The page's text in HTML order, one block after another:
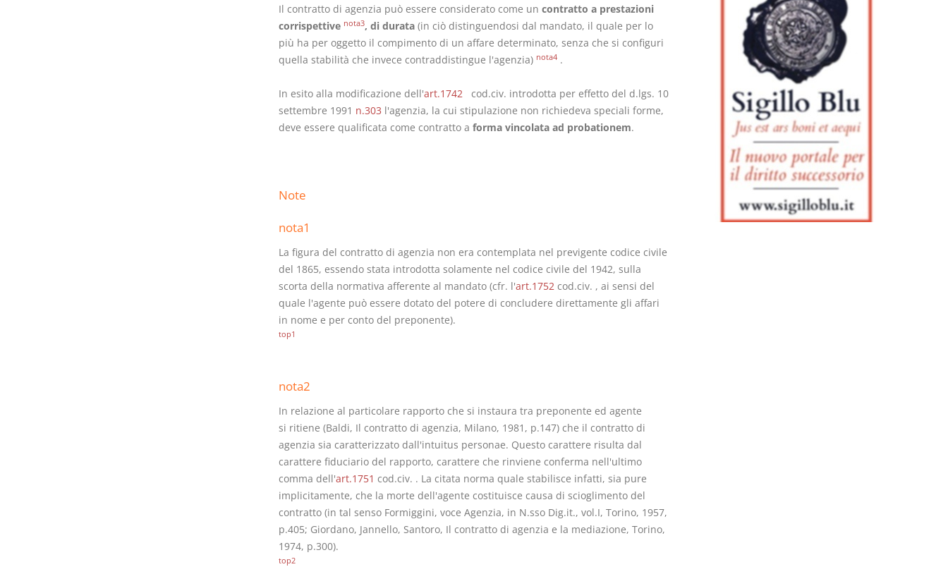
Il contratto di agenzia può essere considerato come un contratto a prestazioni
corrispettive nota3, di durata (in ciò distinguendosi dal mandato, il quale per lo
più ha per oggetto il compimento di un affare determinato, senza che si configuri
quella stabilità che invece contraddistingue l'agenzia) nota4.
In esito alla modificazione dell'art.1742cod.civ. introdotta per effetto del d.lgs. 10
settembre 1991 n.303 l'agenzia, la cui stipulazione non richiedeva speciali forme,
deve essere qualificata come contratto a forma vincolata ad probationem.
Note
nota1
La figura del contratto di agenzia non era contemplata nel previgente codice civile
del 1865, essendo stata introdotta solamente nel codice civile del 1942, sulla
scorta della normativa afferente al mandato (cfr. l'art.1752cod.civ. , ai sensi del
quale l'agente può essere dotato del potere di concludere direttamente gli affari
in nome e per conto del preponente).
top1
nota2
In relazione al particolare rapporto che si instaura tra preponente ed agente
si ritiene (Baldi, Il contratto di agenzia, Milano, 1981, p.147) che il contratto di
agenzia sia caratterizzato dall'intuitus personae. Questo carattere risulta dal
carattere fiduciario del rapporto, carattere che rinviene conferma nell'ultimo
comma dell'art.1751 cod.civ. . La citata norma quale stabilisce infatti, sia pure
implicitamente, che la morte dell'agente costituisce causa di scioglimento del
contratto (in tal senso Formiggini, voce Agenzia, in N.sso Dig.it., vol.I, Torino, 1957,
p.405; Giordano, Jannello, Santoro, Il contratto di agenzia e la mediazione, Torino,
1974, p.300).
top2